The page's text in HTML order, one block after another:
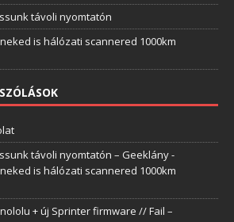
távoli nyomtatón
is hálózati scannered 1000km
távoli nyomtatón – Geeklány-
is hálózati scannered 1000km
+ új Sprinter firmware // Fail –